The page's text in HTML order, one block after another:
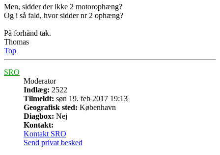
Men, sidder der ikke 2 motorophæng?
Og i så fald, hvor sidder nr 2 ophæng?
På forhånd tak.
Thomas
Top
SRO
Moderator
Indlæg: 2522
Tilmeldt: søn 19. feb 2017 19:13
Geografisk sted: København
Diagbox: Nej
Kontakt:
Kontakt SRO
Send privat besked